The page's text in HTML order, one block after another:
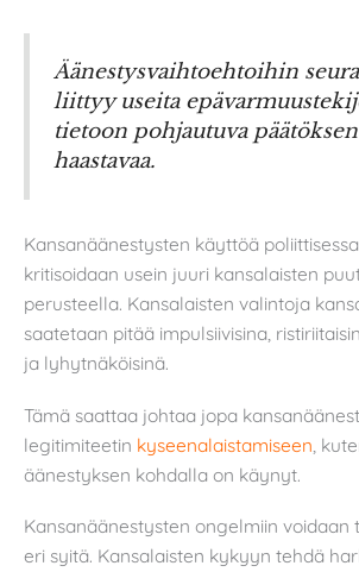
Äänestysvaihtoehtoihin
liittyy useita
tietoon pohjautuva
haastavaa.
Kansanäänestysten käyttöä
kritisoidaan usein juuri kansalaisten
perusteella. Kansalaisten valintoja
saatetaan pitää impulsiivisina,
ja lyhytnäköisinä.
Tämä saattaa johtaa jopa
legitimiteetin kyseenalaistamiseen ,
äänestyksen kohdalla on käynyt.
Kansanäänestysten ongelmiin voidaan
eri syitä. Kansalaisten kykyyn tehdä